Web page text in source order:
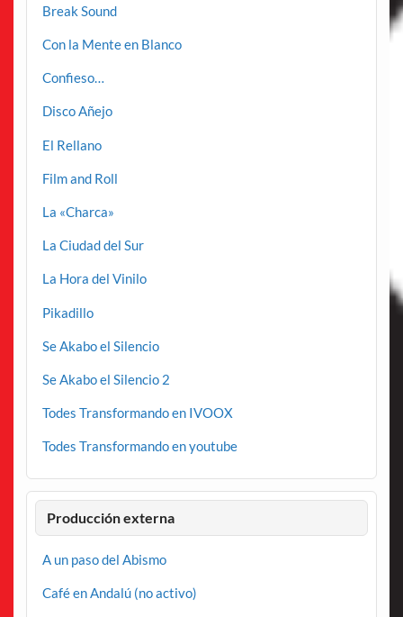
Break Sound
Con la Mente en Blanco
Confieso…
Disco Añejo
El Rellano
Film and Roll
La «Charca»
La Ciudad del Sur
La Hora del Vinilo
Pikadillo
Se Akabo el Silencio
Se Akabo el Silencio 2
Todes Transformando en IVOOX
Todes Transformando en youtube
Producción externa
A un paso del Abismo
Café en Andalú (no activo)